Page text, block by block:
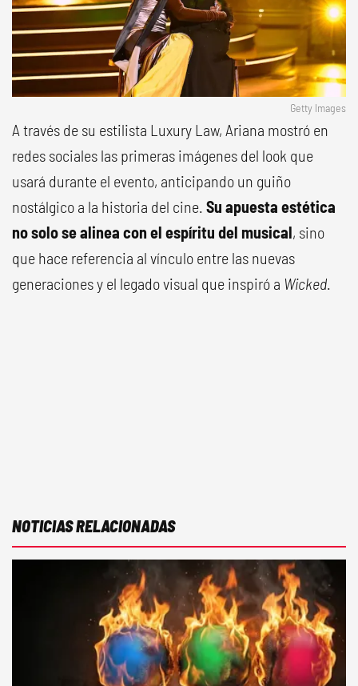
Getty Images
A través de su estilista Luxury Law, Ariana mostró en
redes sociales las primeras imágenes del look que
usará durante el evento, anticipando un guiño
nostálgico a la historia del cine. Su apuesta estética
no solo se alinea con el espíritu del musical, sino
que hace referencia al vínculo entre las nuevas
generaciones y el legado visual que inspiró a Wicked.
NOTICIAS RELACIONADAS